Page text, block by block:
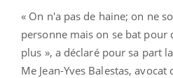
« On n'a pas de haine; on ne
personne mais on se bat pour
plus », a déclaré pour sa part
Me Jean-Yves Balestas,